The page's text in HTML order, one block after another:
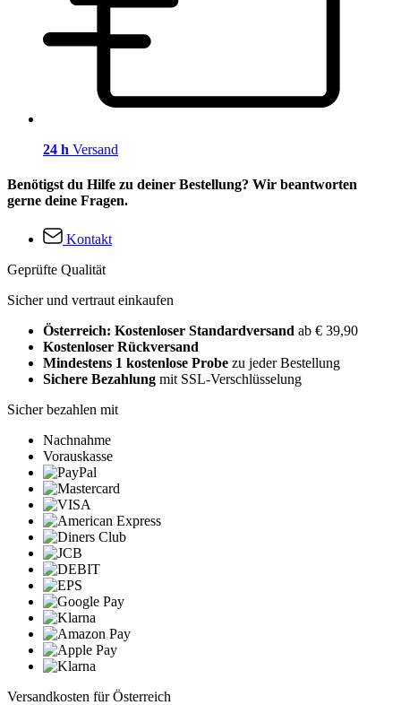
24 h Versand
Benötigst du Hilfe zu deiner Bestellung? Wir beantworten
gerne deine Fragen.
Kontakt
Geprüfte Qualität
Sicher und vertraut einkaufen
Österreich: Kostenloser Standardversand ab € 39,90
Kostenloser Rückversand
Mindestens 1 kostenlose Probe zu jeder Bestellung
Sichere Bezahlung mit SSL-Verschlüsselung
Sicher bezahlen mit
Nachnahme
Vorauskasse
Versandkosten für Österreich